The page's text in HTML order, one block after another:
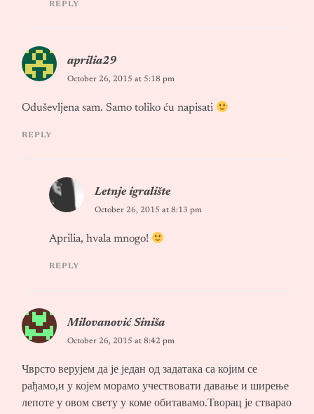
REPLY
aprilia29
October 26, 2015 at 5:18 pm
Oduševljena sam. Samo toliko ću napisati
REPLY
Letnje igralište
October 26, 2015 at 8:13 pm
Aprilia, hvala mnogo!
REPLY
Milovanović Siniša
October 26, 2015 at 8:42 pm
Чврсто верујем да је један од задатака са којим се
рађамо,и у којем морамо учествовати давање и ширење
лепоте у овом свету у коме обитавамо.Творац је стварао